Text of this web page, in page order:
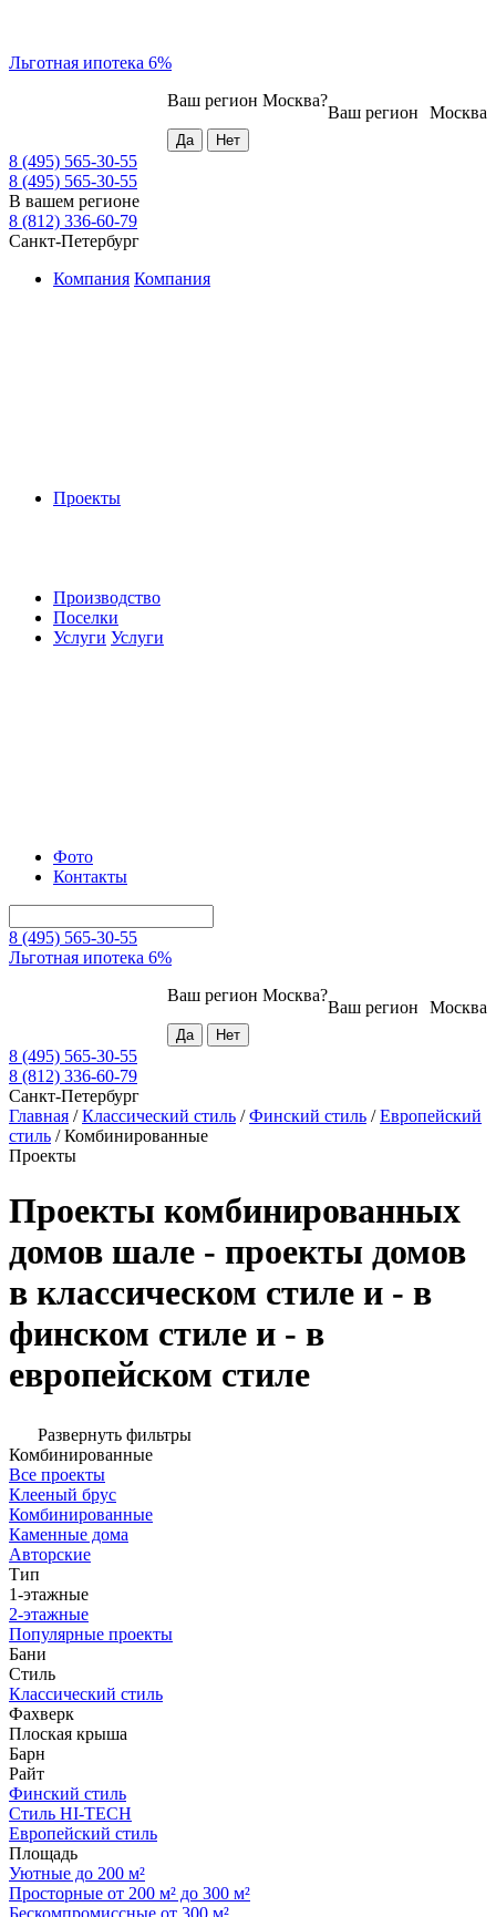
Льготная ипотека 6%
Москва
Ваш регион
Ваш регион Москва?
8 (495) 565-30-55
8 (495) 565-30-55
В вашем регионе
8 (812) 336-60-79
Санкт-Петербург
Компания Компания
Проекты
Производство
Поселки
Услуги Услуги
Фото
Контакты
8 (495) 565-30-55
Льготная ипотека 6%
Москва
Ваш регион
Ваш регион Москва?
8 (495) 565-30-55
8 (812) 336-60-79
Санкт-Петербург
Главная /Классический стиль /Финский стиль /Европейский
стиль /Комбинированные
Проекты
Проекты комбинированных
домов шале - проекты домов
в классическом стиле и - в
финском стиле и - в
европейском стиле
Развернуть фильтры
Комбинированные
Все проекты
Клееный брус
Комбинированные
Каменные дома
Авторские
Тип
1-этажные
2-этажные
Популярные проекты
Бани
Стиль
Классический стиль
Фахверк
Плоская крыша
Барн
Райт
Финский стиль
Стиль HI-TECH
Европейский стиль
Площадь
Уютные до 200 м²
Просторные от 200 м² до 300 м²